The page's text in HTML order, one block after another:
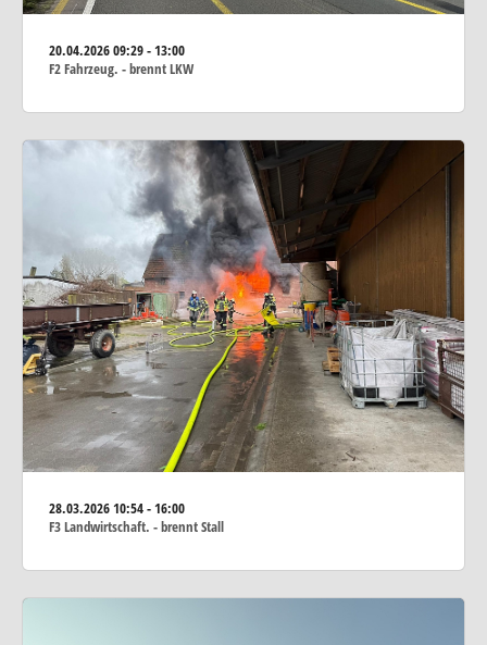
20.04.202609:29 - 13:00
F2 Fahrzeug. - brennt LKW
28.03.202610:54 - 16:00
F3 Landwirtschaft. - brennt Stall